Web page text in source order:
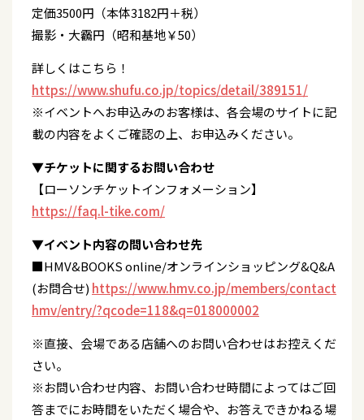
定価3500円（本体3182円＋税）
撮影・大靏円（昭和基地￥50）
詳しくはこちら！
https://www.shufu.co.jp/topics/detail/389151/
※イベントへお申込みのお客様は、各会場のサイトに記
載の内容をよくご確認の上、お申込みください。
▼チケットに関するお問い合わせ
【ローソンチケットインフォメーション】
https://faq.l-tike.com/
▼イベント内容の問い合わせ先
■HMV&BOOKS online/オンラインショッピング&Q&A
(お問合せ) https://www.hmv.co.jp/members/contact
hmv/entry/?qcode=118&q=018000002
※直接、会場である店舗へのお問い合わせはお控えくだ
さい。
※お問い合わせ内容、お問い合わせ時間によってはご回
答までにお時間をいただく場合や、お答えできかねる場